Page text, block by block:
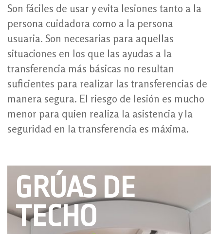
Son fáciles de usar y evita lesiones tanto a la
persona cuidadora como a la persona
usuaria. Son necesarias para aquellas
situaciones en los que las ayudas a la
transferencia más básicas no resultan
suficientes para realizar las transferencias de
manera segura. El riesgo de lesión es mucho
menor para quien realiza la asistencia y la
seguridad en la transferencia es máxima.
GRÚAS DE
TECHO